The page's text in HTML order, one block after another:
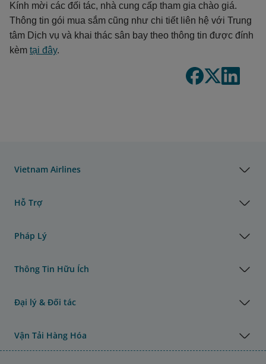
Kính mời các đối tác, nhà cung cấp tham gia chào giá.
Thông tin gói mua sắm cũng như chi tiết liên hệ với Trung
tâm Dịch vụ và khai thác sân bay theo thông tin được đính
kèm tại đây.
Vietnam Airlines
Hỗ Trợ
Pháp Lý
Thông Tin Hữu Ích
Đại lý & Đối tác
Vận Tải Hàng Hóa